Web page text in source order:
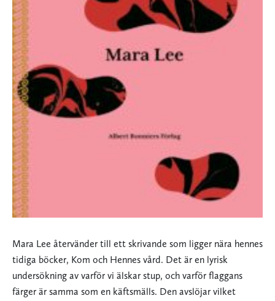
Mara Lee återvänder till ett skrivande som ligger nära hennes
tidiga böcker, Kom och Hennes vård. Det är en lyrisk
undersökning av varför vi älskar stup, och varför flaggans
färger är samma som en käftsmälls. Den avslöjar vilket